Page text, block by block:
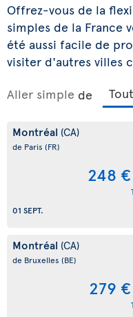
Offrez-vous de la
simples de la France
été aussi facile de
visiter d'autres villes
Aller simple de
Montréal (CA)
de Paris (FR)
248 €
01 SEPT.
Montréal (CA)
de Bruxelles (BE)
279 €